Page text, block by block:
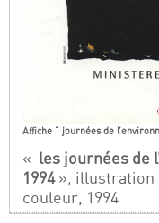
Affiche " journées de
« les journées de
1994», illustration
couleur, 1994